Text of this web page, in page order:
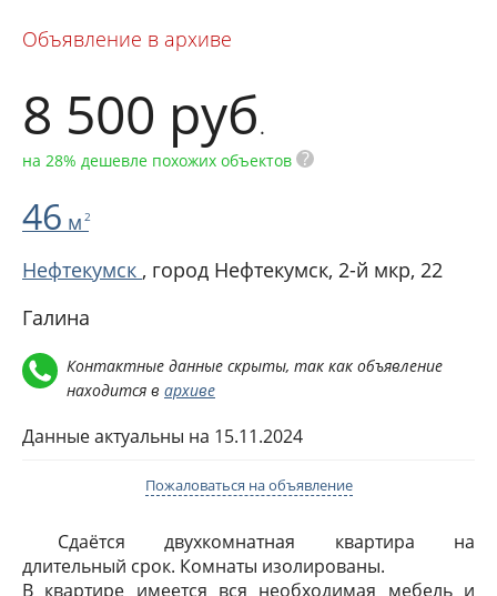
Объявление в архиве
8 500 руб.
на 28% дешевле похожих объектов ?
46 м 2
Нефтекумск , город Нефтекумск, 2-й мкр, 22
Галина
Контактные данные скрыты, так как объявление
находится в архиве
Данные актуальны на 15.11.2024
Пожаловаться на объявление
Сдаётся двухкомнатная квартира на
длительный срок. Комнаты изолированы.
В квартире имеется вся необходимая мебель и